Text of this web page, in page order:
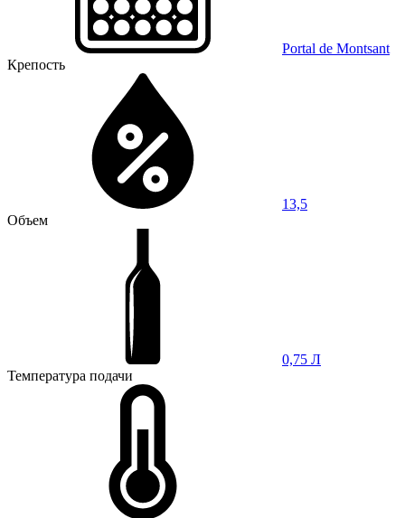
Portal de Montsant
Крепость
13,5
Объем
0,75 Л
Температура подачи